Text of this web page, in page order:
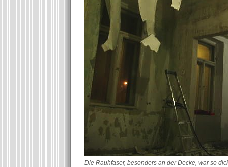
Die Rauhfaser, besonders an der Decke, war so